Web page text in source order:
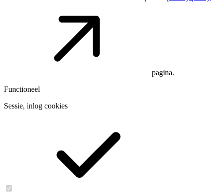
pagina.
Functioneel
Sessie, inlog cookies